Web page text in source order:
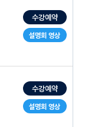
설명회 영상
수강예약
설명회 영상
수강예약